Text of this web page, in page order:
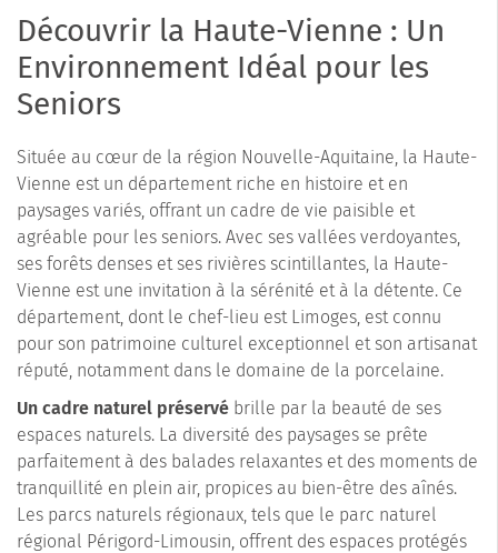
Découvrir la Haute-Vienne : Un
Environnement Idéal pour les
Seniors
Située au cœur de la région Nouvelle-Aquitaine, la Haute-
Vienne est un département riche en histoire et en
paysages variés, offrant un cadre de vie paisible et
agréable pour les seniors. Avec ses vallées verdoyantes,
ses forêts denses et ses rivières scintillantes, la Haute-
Vienne est une invitation à la sérénité et à la détente. Ce
département, dont le chef-lieu est Limoges, est connu
pour son patrimoine culturel exceptionnel et son artisanat
réputé, notamment dans le domaine de la porcelaine.
Un cadre naturel préservé brille par la beauté de ses
espaces naturels. La diversité des paysages se prête
parfaitement à des balades relaxantes et des moments de
tranquillité en plein air, propices au bien-être des aînés.
Les parcs naturels régionaux, tels que le parc naturel
régional Périgord-Limousin, offrent des espaces protégés